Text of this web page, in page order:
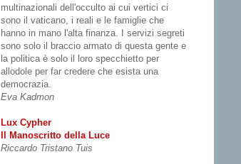
multinazionali dell'occulto ai cui vertici ci
sono il vaticano, i reali e le famiglie che
hanno in mano l'alta finanza. I servizi segreti
sono solo il braccio armato di questa gente e
la politica è solo il loro specchietto per
allodole per far credere che esista una
democrazia.
Eva Kadmon
Lux Cypher
Il Manoscritto della Luce
Riccardo Tristano Tuis